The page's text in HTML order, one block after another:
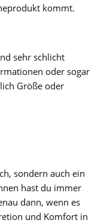
kommt.
sehr schlicht
oder sogar
Größe oder
sondern auch ein
hast du immer
dann, wenn es
und Komfort in